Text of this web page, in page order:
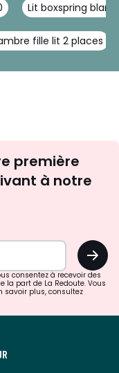
Lit boxspring blanc
fille lit 2 places
première
à notre
OK
consentez à recevoir des
part de La Redoute. Vous
savoir plus, consultez